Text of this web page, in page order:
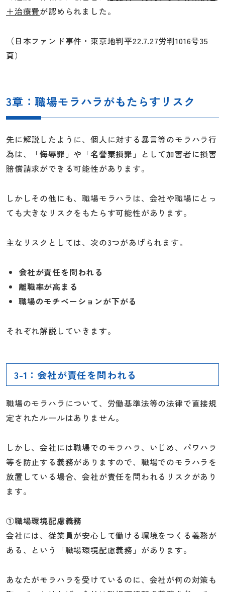
＋治療費が認められました。
（日本ファンド事件・東京地判平22.7.27労判1016号35
頁）
3章：職場モラハラがもたらすリスク
先に解説したように、個人に対する暴言等のモラハラ行
為は、「侮辱罪 」や「名誉棄損罪 」として加害者に損害
賠償請求ができる可能性があります。
しかしその他にも、職場モラハラは、会社や職場にとっ
ても大きなリスクをもたらす可能性があります。
主なリスクとしては、次の3つがあげられます。
会社が責任を問われる
離職率が高まる
職場のモチベーションが下がる
それぞれ解説していきます。
3-1：会社が責任を問われる
職場のモラハラについて、労働基準法等の法律で直接規
定されたルールはありません。
しかし、会社には職場でのモラハラ、いじめ、パワハラ
等を防止する義務がありますので、職場でのモラハラを
放置している場合、会社が責任を問われるリスクがあり
ます。
①職場環境配慮義務
会社には、従業員が安心して働ける環境をつくる義務が
ある、という「職場環境配慮義務」があります。
あなたがモラハラを受けているのに、会社が何の対策も